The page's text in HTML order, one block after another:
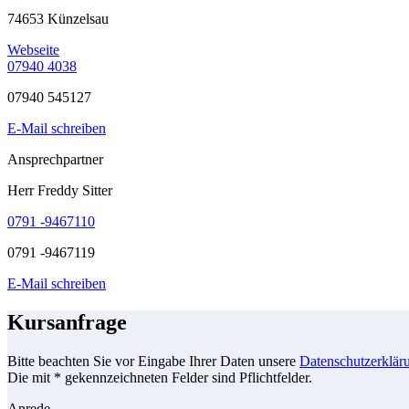
74653 Künzelsau
Webseite
07940 4038
07940 545127
E-Mail schreiben
Ansprechpartner
Herr Freddy Sitter
0791 -9467110
0791 -9467119
E-Mail schreiben
Kursanfrage
Bitte beachten Sie vor Eingabe Ihrer Daten unsere
Die mit * gekennzeichneten Felder sind Pflichtfelder.